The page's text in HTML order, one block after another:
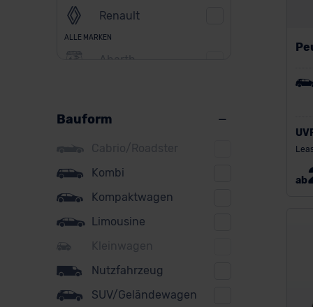
Renault
ALLE MARKEN
Abarth
BMW
BYD
Citroen
Cupra
DS
Dacia
Bauform
Cabrio/Roadster
Kombi
Kompaktwagen
Limousine
Kleinwagen
Nutzfahrzeug
SUV/Geländewagen
ab